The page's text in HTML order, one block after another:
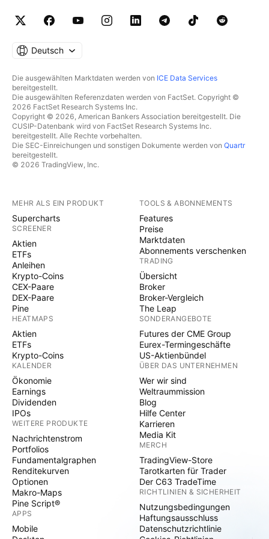
Deutsch
Die ausgewählten Marktdaten werden von ICE Data Services
bereitgestellt.
Die ausgewählten Referenzdaten werden von FactSet. Copyright ©
2026 FactSet Research Systems Inc.
Copyright © 2026, American Bankers Association bereitgestellt. Die
CUSIP-Datenbank wird von FactSet Research Systems Inc.
bereitgestellt. Alle Rechte vorbehalten.
Die SEC-Einreichungen und sonstigen Dokumente werden von Quartr
bereitgestellt.
© 2026 TradingView, Inc.
MEHR ALS EIN PRODUKT
Supercharts
SCREENER
Aktien
ETFs
Anleihen
Krypto-Coins
CEX-Paare
DEX-Paare
Pine
HEATMAPS
Aktien
ETFs
Krypto-Coins
KALENDER
Ökonomie
Earnings
Dividenden
IPOs
WEITERE PRODUKTE
Nachrichtenstrom
Portfolios
Fundamentalgraphen
Renditekurven
Optionen
Makro-Maps
Pine Script®
APPS
Mobile
TOOLS & ABONNEMENTS
Features
Preise
Marktdaten
Abonnements verschenken
TRADING
Übersicht
Broker
Broker-Vergleich
The Leap
SONDERANGEBOTE
Futures der CME Group
Eurex-Termingeschäfte
US-Aktienbündel
ÜBER DAS UNTERNEHMEN
Wer wir sind
Weltraummission
Blog
Hilfe Center
Karrieren
Media Kit
MERCH
TradingView-Store
Tarotkarten für Trader
Der C63 TradeTime
RICHTLINIEN & SICHERHEIT
Nutzungsbedingungen
Haftungsausschluss
Datenschutzrichtlinie